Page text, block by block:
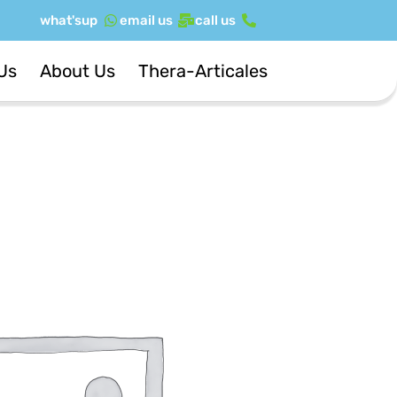
לתוכן
call us
email us
what'sup
Thera-Articales
About Us